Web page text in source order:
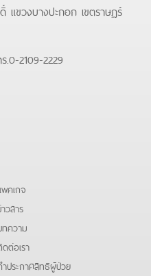
แขวงบางปะกอก เขตราษฏร์
.0-2109-2229
คเกจ
วสาร
ความ
ต่อเรา
ประกาศสิทธิผู้ป่วย